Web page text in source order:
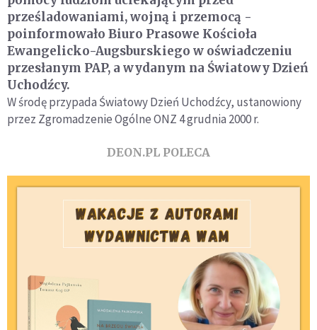
prześladowaniami, wojną i przemocą -
poinformowało Biuro Prasowe Kościoła
Ewangelicko-Augsburskiego w oświadczeniu
przesłanym PAP, a wydanym na Światowy Dzień
Uchodźcy.
W środę przypada Światowy Dzień Uchodźcy, ustanowiony
przez Zgromadzenie Ogólne ONZ 4 grudnia 2000 r.
DEON.PL POLECA